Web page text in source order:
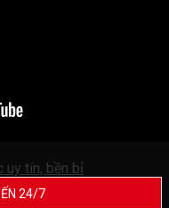
uy tín, bền bỉ
24/7